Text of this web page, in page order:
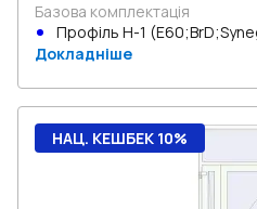
Базова комплектація
Профіль Н-1
Докладніше
НАЦ. КЕШБЕК 10%